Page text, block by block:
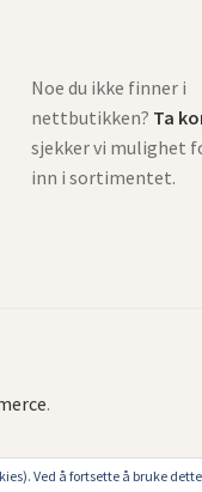
Noe du ikke finner i
nettbutikken? Ta
sjekker vi mulighet
inn i sortimentet.
.
Ved å fortsette å bruke